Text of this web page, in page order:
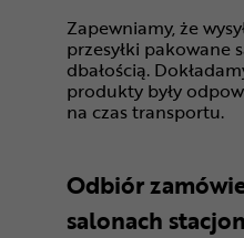
Zapewniamy, że
przesyłki pakowane
dbałością.
produkty były
na czas transportu.
Odbiór
salonach